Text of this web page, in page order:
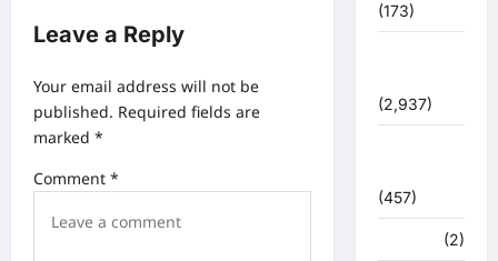
i
a
t
o
Leave a Reply
Your email address will not be
published. Required fields are
marked *
Comment *
(173)
(2,937)
(457)
(2)